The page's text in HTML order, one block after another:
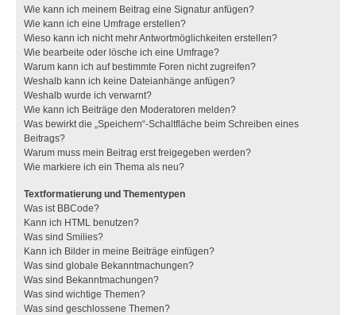
Wie kann ich meinem Beitrag eine Signatur anfügen?
Wie kann ich eine Umfrage erstellen?
Wieso kann ich nicht mehr Antwortmöglichkeiten erstellen?
Wie bearbeite oder lösche ich eine Umfrage?
Warum kann ich auf bestimmte Foren nicht zugreifen?
Weshalb kann ich keine Dateianhänge anfügen?
Weshalb wurde ich verwarnt?
Wie kann ich Beiträge den Moderatoren melden?
Was bewirkt die „Speichern“-Schaltfläche beim Schreiben eines
Beitrags?
Warum muss mein Beitrag erst freigegeben werden?
Wie markiere ich ein Thema als neu?
Textformatierung und Thementypen
Was ist BBCode?
Kann ich HTML benutzen?
Was sind Smilies?
Kann ich Bilder in meine Beiträge einfügen?
Was sind globale Bekanntmachungen?
Was sind Bekanntmachungen?
Was sind wichtige Themen?
Was sind geschlossene Themen?